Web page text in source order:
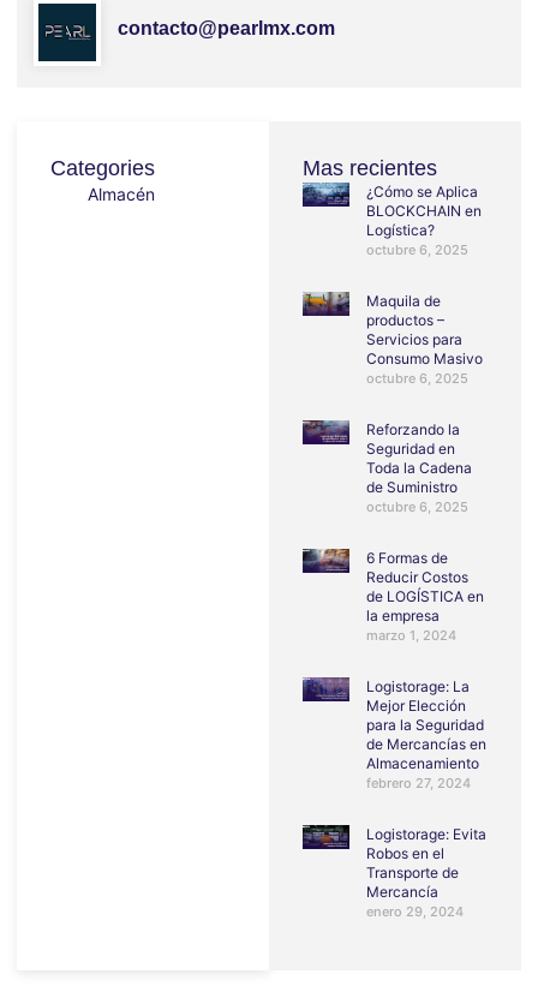
contacto@pearlmx.com
Categories
Almacén
Mas recientes
¿Cómo se Aplica
BLOCKCHAIN en
Logística?
octubre 6, 2025
Maquila de
productos –
Servicios para
Consumo Masivo
octubre 6, 2025
Reforzando la
Seguridad en
Toda la Cadena
de Suministro
octubre 6, 2025
6 Formas de
Reducir Costos
de LOGÍSTICA en
la empresa
marzo 1, 2024
Logistorage: La
Mejor Elección
para la Seguridad
de Mercancías en
Almacenamiento
febrero 27, 2024
Logistorage: Evita
Robos en el
Transporte de
Mercancía
enero 29, 2024